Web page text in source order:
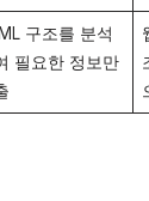
구조를 분석
필요한 정보만